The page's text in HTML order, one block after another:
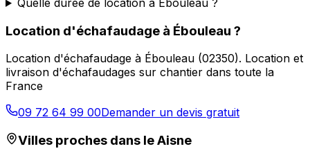
Location d'échafaudage à Ébouleau ?
Location d'échafaudage à Ébouleau (02350). Location et
livraison d'échafaudages sur chantier dans toute la
France
09 72 64 99 00Demander un devis gratuit
Villes proches dans leAisne